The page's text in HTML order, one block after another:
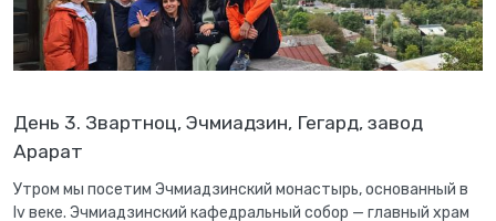
День 3. Звартноц, Эчмиадзин, Гегард, завод
Арарат
Утром мы посетим Эчмиадзинский монастырь, основанный в
Iv веке. Эчмиадзинский кафедральный собор — главный храм